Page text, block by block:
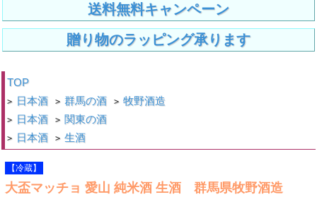
送料無料キャンペーン
贈り物のラッピング承ります
TOP
> 日本酒 > 群馬の酒 > 牧野酒造
> 日本酒 > 関東の酒
> 日本酒 > 生酒
【冷蔵】
大盃マッチョ 愛山 純米酒 生酒 群馬県牧野酒造